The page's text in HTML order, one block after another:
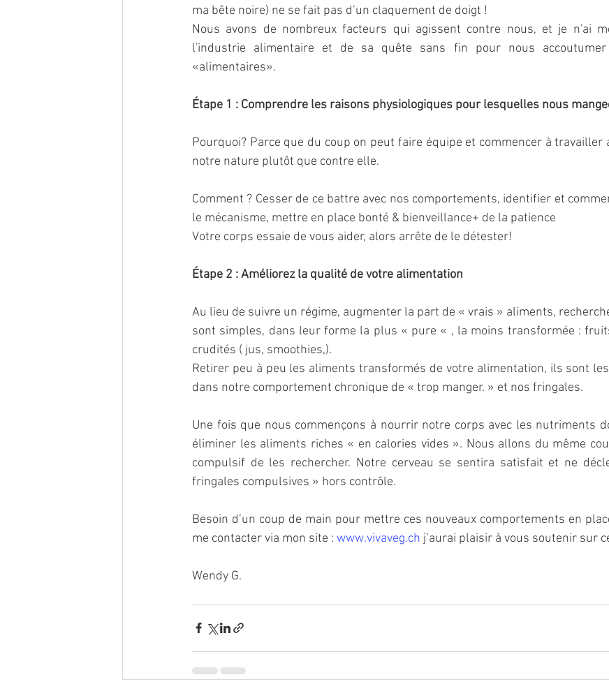
ma bête noire) ne se fait pas d’un claquement de doigt !
Nous avons de nombreux facteurs qui agissent contre nous, et je n'ai
l'industrie alimentaire et de sa quête sans fin pour nous
«alimentaires».
Étape 1 : Comprendre les raisons physiologiques pour lesquelles nous
Pourquoi? Parce que du coup on peut faire équipe et commencer à travailler
notre nature plutôt que contre elle.
Comment ? Cesser de ce battre avec nos comportements, identifier et
le mécanisme, mettre en place bonté & bienveillance+ de la patience
Votre corps essaie de vous aider, alors arrête de le détester!
Étape 2 : Améliorez la qualité de votre alimentation
Au lieu de suivre un régime, augmenter la part de « vrais » aliments,
sont simples, dans leur forme la plus « pure « , la moins transformée :
crudités ( jus, smoothies,).
Retirer peu à peu les aliments transformés de votre alimentation, ils sont
dans notre comportement chronique de « trop manger. » et nos fringales.
Une fois que nous commençons à nourrir notre corps avec les nutriments
éliminer les aliments riches « en calories vides ». Nous allons du même
compulsif de les rechercher. Notre cerveau se sentira satisfait et ne
fringales compulsives » hors contrôle.
Besoin d’un coup de main pour mettre ces nouveaux comportements en
me contacter via mon site : www.vivaveg.ch j’aurai plaisir à vous soutenir sur
Wendy G.